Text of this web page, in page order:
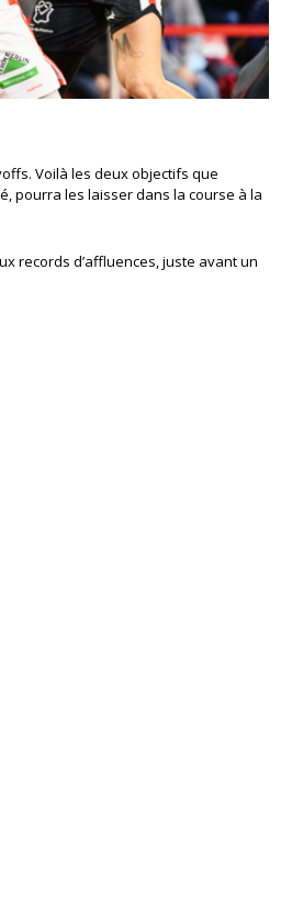
Voilà les deux objectifs que
pourra les laisser dans la course à la
records d’affluences, juste avant un